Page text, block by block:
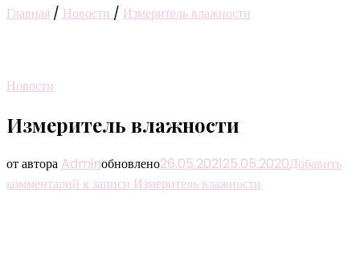
Главная / Новости / Измеритель влажности
Новости
Измеритель влажности
от автора Adminобновлено26.05.202125.05.2020Добавить
комментарий к записи Измеритель влажности